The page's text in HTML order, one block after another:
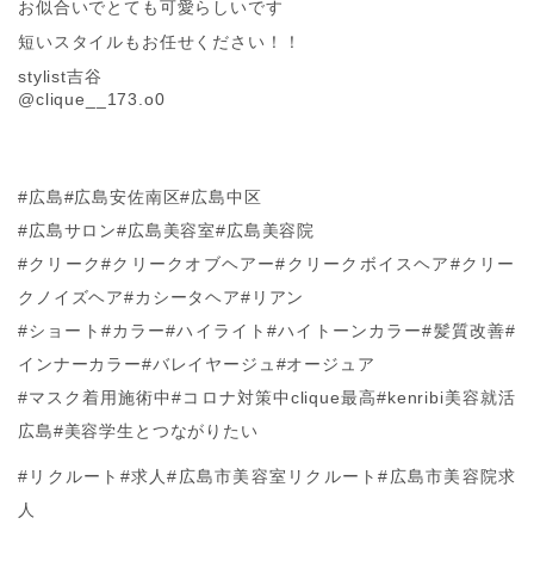
お似合いでとても可愛らしいです
短いスタイルもお任せください！！
stylist吉谷
@clique__173.o0
#広島#広島安佐南区#広島中区
#広島サロン#広島美容室#広島美容院
#クリーク#クリークオブヘアー#クリークボイスヘア#クリー
クノイズヘア#カシータヘア#リアン
#ショート#カラー#ハイライト#ハイトーンカラー#髪質改善#
インナーカラー#バレイヤージュ#オージュア
#マスク着用施術中#コロナ対策中clique最高#kenribi美容就活
広島#美容学生とつながりたい
#リクルート#求人#広島市美容室リクルート#広島市美容院求
人